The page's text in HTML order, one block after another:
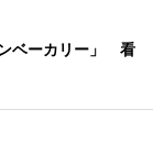
ベーカリー」 看